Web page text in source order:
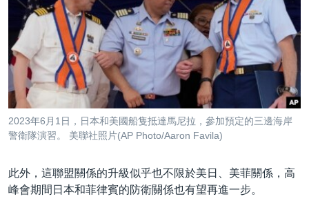
2023年6月1日，日本和美國船隻抵達馬尼拉，參加預定的三邊海岸
警衛隊演習。 美聯社照片(AP Photo/Aaron Favila)
此外，這聯盟關係的升級似乎也不限於美日、美菲關係，高
峰會期間日本和菲律賓的防衛關係也有望再進一步。